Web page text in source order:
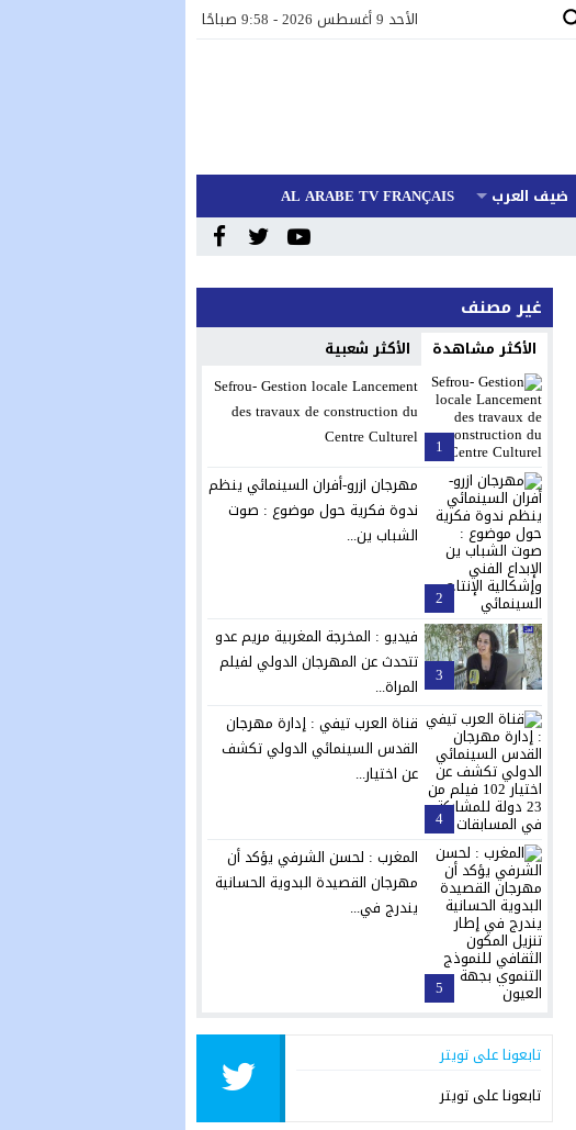
الأحد 9 أغسطس 2026 - 9:58 صباحًا
ضيف العرب
AL ARABE TV FRANÇAIS
غير مصنف
الأكثر مشاهدة الأكثر شعبية
1
Sefrou- Gestion locale Lancement
des travaux de construction du
Centre Culturel
2
مهرجان ازرو-أفران السينمائي ينظم
ندوة فكرية حول موضوع : صوت
الشباب ين...
3
فيديو : المخرجة المغربية مريم عدو
تتحدث عن المهرجان الدولي لفيلم
المراة...
4
قناة العرب تيفي : إدارة مهرجان
القدس السينمائي الدولي تكشف
عن اختيار...
5
المغرب : لحسن الشرفي يؤكد أن
مهرجان القصيدة البدوية الحسانية
يندرج في...
تابعونا على تويتر
تابعونا على تويتر